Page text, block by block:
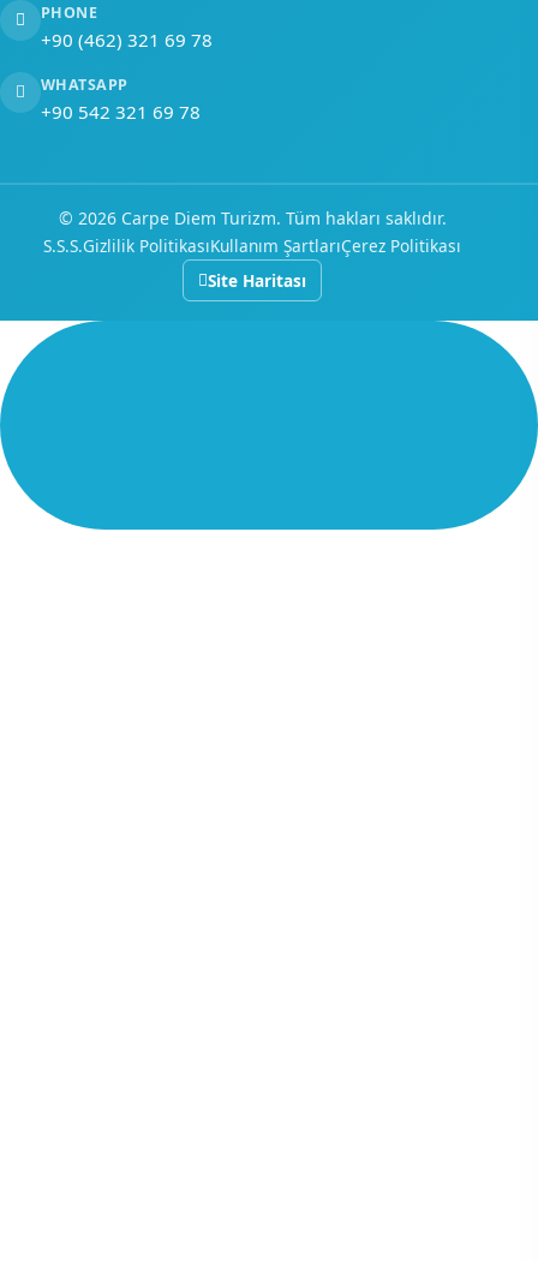
PHONE
+90 (462) 321 69 78
WHATSAPP
+90 542 321 69 78
© 2026 Carpe Diem Turizm. Tüm hakları saklıdır.
S.S.S.Gizlilik PolitikasıKullanım ŞartlarıÇerez Politikası
Site Haritası